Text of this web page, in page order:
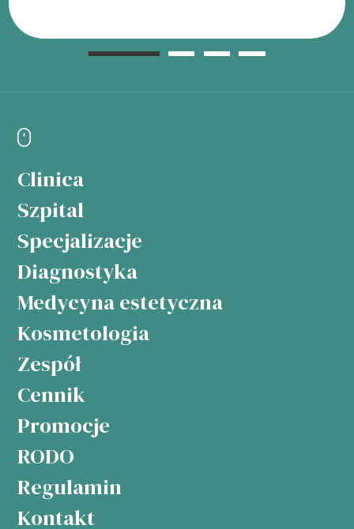
Clinica
Szpital
Specjalizacje
Diagnostyka
Medycyna estetyczna
Kosmetologia
Zespół
Cennik
Promocje
RODO
Regulamin
Kontakt